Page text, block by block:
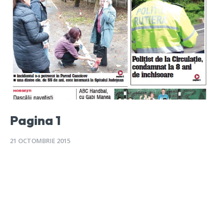
Pagina 1
21 OCTOMBRIE 2015